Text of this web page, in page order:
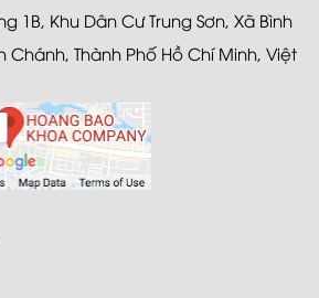
1B, Khu Dân Cư Trung Sơn, Xã Bình
Chánh, Thành Phố Hồ Chí Minh, Việt